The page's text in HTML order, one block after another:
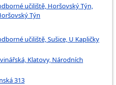
učiliště, Horšovský Týn,
Týn
učiliště, Sušice, U Kapličky
Klatovy, Národních
313